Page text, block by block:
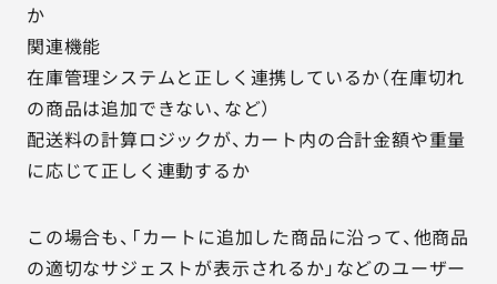
か
関連機能
在庫管理システムと正しく連携しているか（在庫切れ
の商品は追加できない、など）
配送料の計算ロジックが、カート内の合計金額や重量
に応じて正しく連動するか
この場合も、「カートに追加した商品に沿って、他商品
の適切なサジェストが表示されるか」などのユーザー